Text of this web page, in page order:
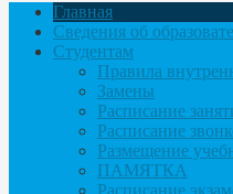
Главная
Сведения об
Студентам
Правила
Замены
Расписание
Расписание
Размещение
ПАМЯТКА
Расписание